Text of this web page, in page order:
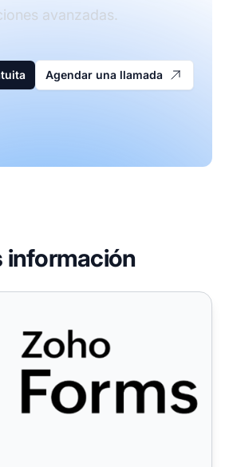
avanzadas.
Agendar una llamada
información